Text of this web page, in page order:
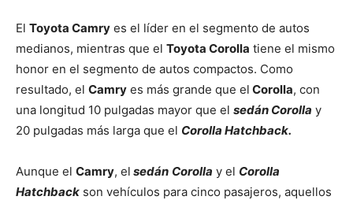
El Toyota Camry es el líder en el segmento de autos
medianos, mientras que el Toyota Corolla tiene el mismo
honor en el segmento de autos compactos. Como
resultado, el Camry es más grande que el Corolla, con
una longitud 10 pulgadas mayor que el sedán Corolla y
20 pulgadas más larga que el Corolla Hatchback.
Aunque el Camry, el sedán Corolla y el Corolla
Hatchback son vehículos para cinco pasajeros, aquellos